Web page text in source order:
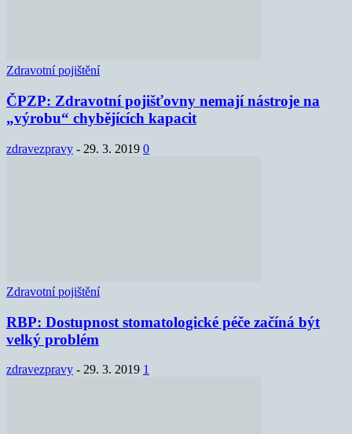
Zdravotní pojištění
ČPZP: Zdravotní pojišťovny nemají nástroje na
„výrobu“ chybějících kapacit
zdravezpravy - 29. 3. 2019 0
Zdravotní pojištění
RBP: Dostupnost stomatologické péče začíná být
velký problém
zdravezpravy - 29. 3. 2019 1